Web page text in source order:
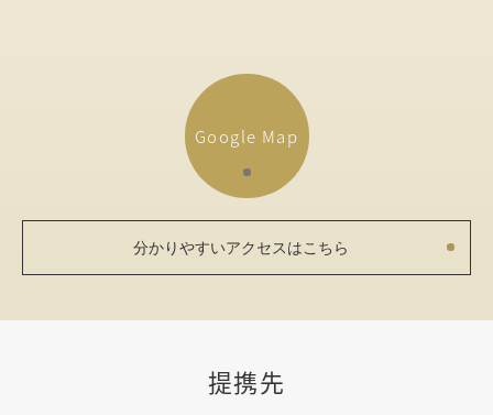
Google Map
分かりやすいアクセスはこちら
提携先